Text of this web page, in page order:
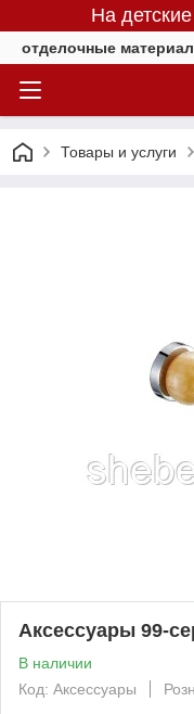
На
отделочные
Товары и услуги
Аксессуары 99-
В наличии
Код: Аксессуары